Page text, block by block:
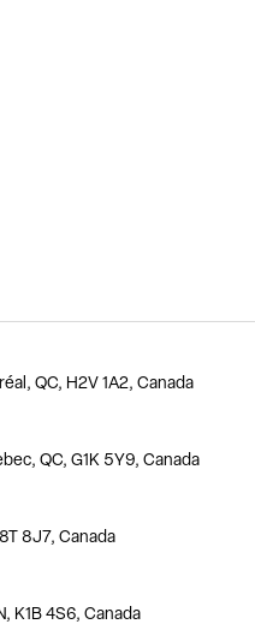
QC, H2V 1A2, Canada
QC, G1K 5Y9, Canada
8J7, Canada
K1B 4S6, Canada